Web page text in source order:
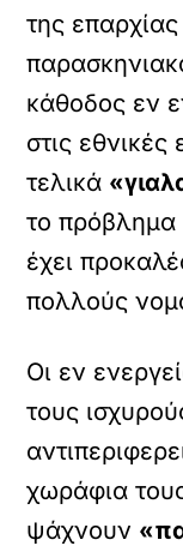
της
κάθοδος εν
στις
τελικά
το πρόβλημα
έχει
πολλούς
Οι εν
τους
χωράφια
ψάχνουν